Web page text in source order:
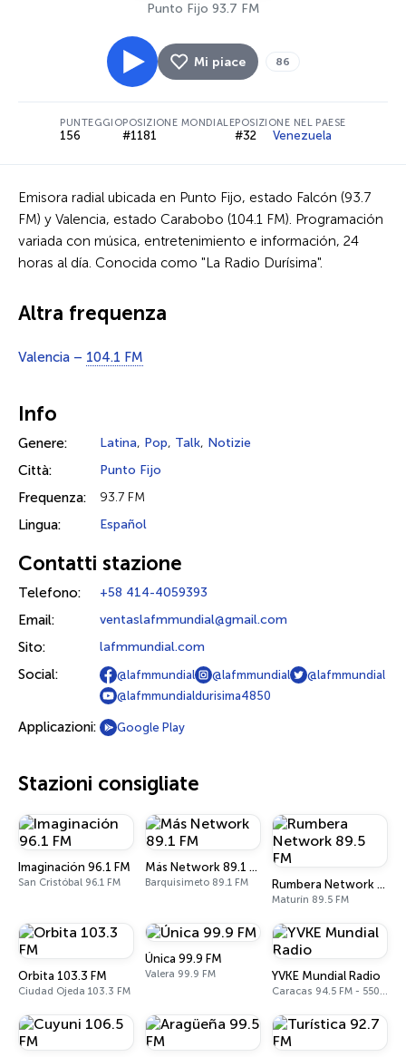
Punto Fijo 93.7 FM
Mi piace 86
PUNTEGGIO
156
POSIZIONE MONDIALE
#1181
POSIZIONE NEL PAESE
#32 Venezuela
Emisora radial ubicada en Punto Fijo, estado Falcón (93.7
FM) y Valencia, estado Carabobo (104.1 FM). Programación
variada con música, entretenimiento e información, 24
horas al día. Conocida como "La Radio Durísima".
Altra frequenza
Valencia – 104.1 FM
Info
Genere: Latina, Pop, Talk, Notizie
Città: Punto Fijo
Frequenza: 93.7 FM
Lingua: Español
Contatti stazione
Telefono: +58 414-4059393
Email: ventaslafmmundial@gmail.com
Sito: lafmmundial.com
Social: @lafmmundial @lafmmundial
@lafmmundial
@lafmmundialdurisima4850
Applicazioni: Google Play
Stazioni consigliate
Imaginación 96.1 FM
San Cristóbal 96.1 FM
Más Network 89.1 FM
Barquisimeto 89.1 FM Rumbera Network 89.5 FM
Maturín 89.5 FM
Orbita 103.3 FM
Ciudad Ojeda 103.3 FM
Única 99.9 FM
Valera 99.9 FM YVKE Mundial Radio
Caracas 94.5 FM - 550 AM